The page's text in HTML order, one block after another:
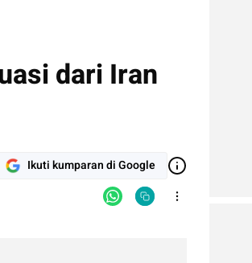
dari Iran
Ikuti kumparan di Google